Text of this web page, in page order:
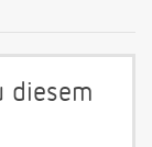
diesem